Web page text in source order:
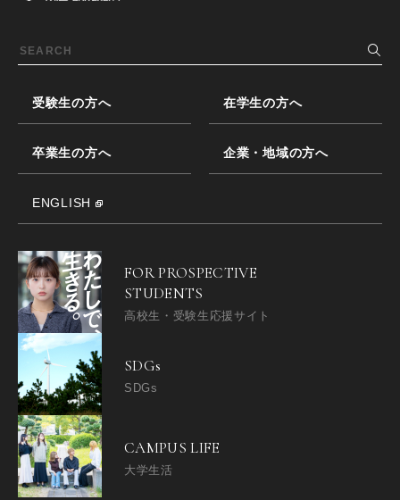
受験生の方へ 在学生の方へ
卒業生の方へ 企業・地域の方へ
ENGLISH
FOR PROSPECTIVE
STUDENTS
高校生・受験生応援サイト
SDGs
SDGs
CAMPUS LIFE
大学生活